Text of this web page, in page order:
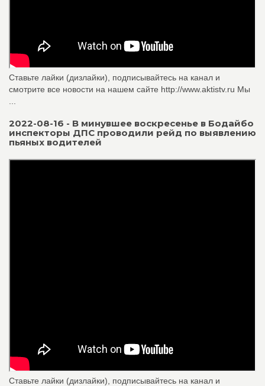
Ставьте лайки (дизлайки), подписывайтесь на канал и
смотрите все новости на нашем сайте http://www.aktistv.ru Мы
2022-08-16 - В минувшее воскресен­ье в Бодайбо
инспект­оры ДПС проводили ре­йд по выявлению
пьян­ых водителей
Ставьте лайки (дизлайки), подписывайтесь на канал и